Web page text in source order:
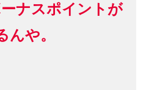
ナスポイントが
んや。